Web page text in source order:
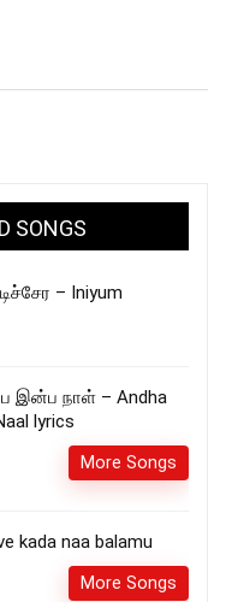
SONGS
– Iniyum
நாள் – Andha
lyrics
More Songs
kada naa balamu
More Songs